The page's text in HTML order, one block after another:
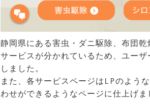
静岡県にある害虫・ダニ駆除、布団
サービスが分かれているため、ユー
しました。
また、各サービスページはLPのよう
わせができるようなページに仕上げま